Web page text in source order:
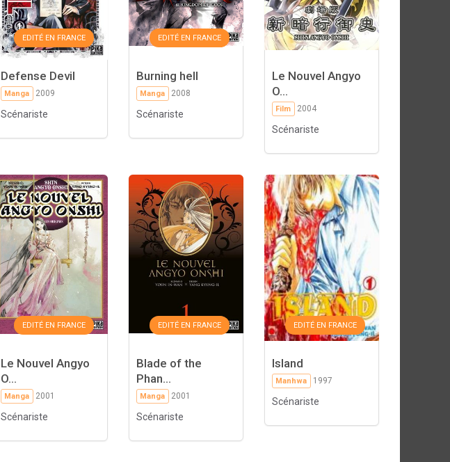
EDITÉ EN FRANCE
Defense Devil
Manga 2009
Scénariste
EDITÉ EN FRANCE
Burning hell
Manga 2008
Scénariste
Le Nouvel Angyo
O...
Film 2004
Scénariste
EDITÉ EN FRANCE
Le Nouvel Angyo
O...
Manga 2001
Scénariste
EDITÉ EN FRANCE
Blade of the
Phan...
Manga 2001
Scénariste
EDITÉ EN FRANCE
Island
Manhwa 1997
Scénariste